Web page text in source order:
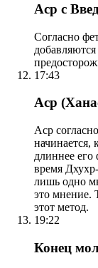
Аср с
Согласно
17:43
Аср
Аср
начинается,
длиннее
время
лишь одно
это мнение.
этот метод.
19:22
Конец